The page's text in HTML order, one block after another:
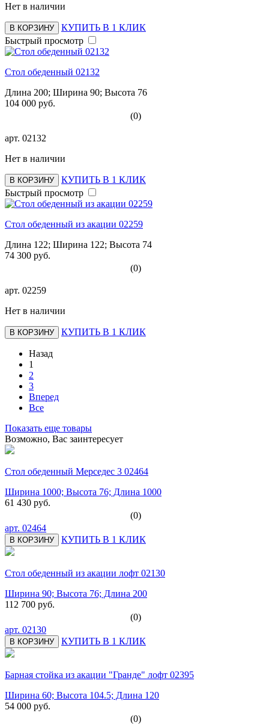
Нет в наличии
В КОРЗИНУ
КУПИТЬ В 1 КЛИК
Быстрый просмотр
Стол обеденный 02132
Длина 200; Ширина 90; Высота 76
104 000 руб.
(0)
арт. 02132
Нет в наличии
В КОРЗИНУ
КУПИТЬ В 1 КЛИК
Быстрый просмотр
Стол обеденный из акации 02259
Длина 122; Ширина 122; Высота 74
74 300 руб.
(0)
арт. 02259
Нет в наличии
В КОРЗИНУ КУПИТЬ В 1 КЛИК
Назад
1
2
3
Вперед
Все
Показать еще товары
Возможно, Вас заинтересует
Стол обеденный Мерседес 3 02464
Ширина 1000; Высота 76; Длина 1000
61 430 руб.
(0)
арт. 02464
В КОРЗИНУ КУПИТЬ В 1 КЛИК
Стол обеденный из акации лофт 02130
Ширина 90; Высота 76; Длина 200
112 700 руб.
(0)
арт. 02130
В КОРЗИНУ КУПИТЬ В 1 КЛИК
Барная стойка из акации "Гранде" лофт 02395
Ширина 60; Высота 104.5; Длина 120
54 000 руб.
(0)